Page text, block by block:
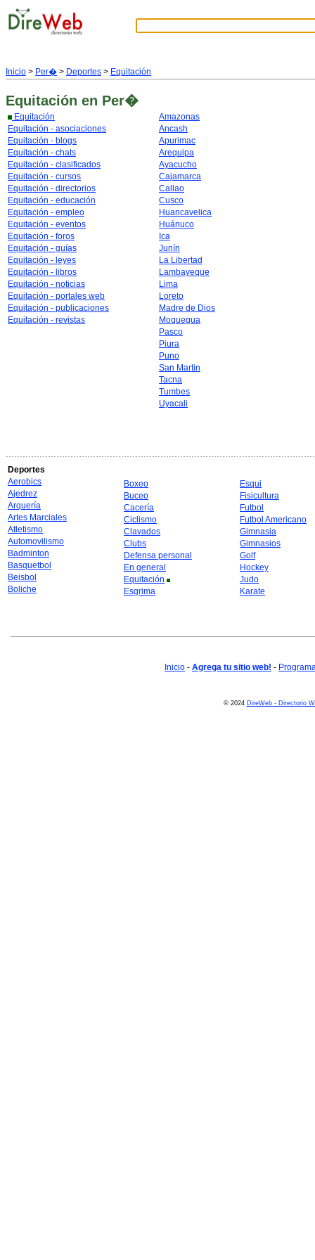
Inicio > Per� > Deportes > Equitación
Equitación en Per�
Equitación
Equitación - asociaciones
Equitación - blogs
Equitación - chats
Equitación - clasificados
Equitación - cursos
Equitación - directorios
Equitación - educación
Equitación - empleo
Equitación - eventos
Equitación - foros
Equitación - guías
Equitación - leyes
Equitación - libros
Equitación - noticias
Equitación - portales web
Equitación - publicaciones
Equitación - revistas
Amazonas
Ancash
Apurimac
Arequipa
Ayacucho
Cajamarca
Callao
Cusco
Huancavelica
Huánuco
Ica
Junín
La Libertad
Lambayeque
Lima
Loreto
Madre de Dios
Moquegua
Pasco
Piura
Puno
San Martin
Tacna
Tumbes
Uyacali
Deportes
Aerobics
Ajedrez
Arquería
Artes Marciales
Atletismo
Automovilismo
Badminton
Basquetbol
Beisbol
Boliche
Boxeo
Buceo
Cacería
Ciclismo
Clavados
Clubs
Defensa personal
En general
Equitación
Esgrima
Esqui
Fisicultura
Futbol
Futbol Americano
Gimnasia
Gimnasios
Golf
Hockey
Judo
Karate
Inicio - Agrega tu sitio web! -
© 2024 DireWeb - Directorio